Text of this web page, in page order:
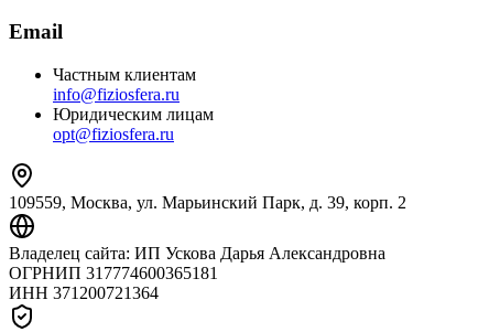
Email
Частным клиентам
info@fiziosfera.ru
Юридическим лицам
opt@fiziosfera.ru
109559, Москва, ул. Марьинский Парк, д. 39, корп. 2
Владелец сайта: ИП Ускова Дарья Александровна
ОГРНИП 317774600365181
ИНН 371200721364